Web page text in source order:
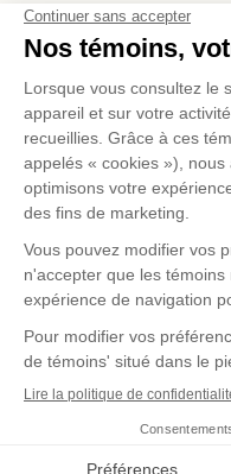
Prix Lynne-Cohen
CLIENTÈLE
ET PRIVÉE
Location d'espaces
Gestion des témoins
Conditions d'utilisation
© 2026 MUSÉE
QUÉBEC